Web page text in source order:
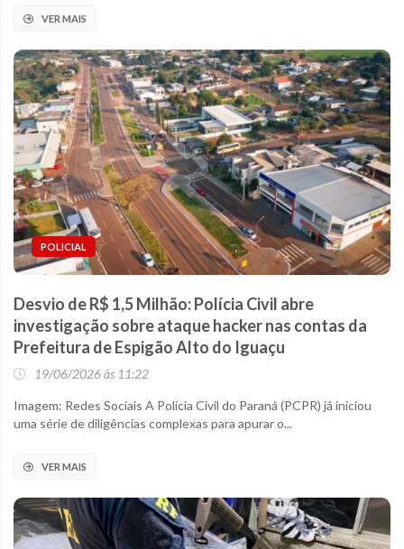
VER MAIS
POLICIAL
Desvio de R$ 1,5 Milhão: Polícia Civil abre
investigação sobre ataque hacker nas contas da
Prefeitura de Espigão Alto do Iguaçu
19/06/2026 às 11:22
Imagem: Redes Sociais A Polícia Civil do Paraná (PCPR) já iniciou
uma série de diligências complexas para apurar o...
VER MAIS